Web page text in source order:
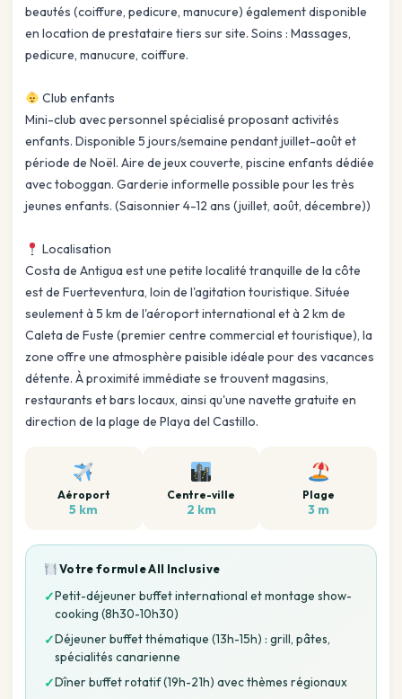
beautés (coiffure, pedicure, manucure) également disponible
en location de prestataire tiers sur site. Soins : Massages,
pedicure, manucure, coiffure.
Club enfants
Mini-club avec personnel spécialisé proposant activités
enfants. Disponible 5 jours/semaine pendant juillet-août et
période de Noël. Aire de jeux couverte, piscine enfants dédiée
avec toboggan. Garderie informelle possible pour les très
jeunes enfants. (Saisonnier 4-12 ans (juillet, août, décembre))
Localisation
Costa de Antigua est une petite localité tranquille de la côte
est de Fuerteventura, loin de l'agitation touristique. Située
seulement à 5 km de l'aéroport international et à 2 km de
Caleta de Fuste (premier centre commercial et touristique), la
zone offre une atmosphère paisible idéale pour des vacances
détente. À proximité immédiate se trouvent magasins,
restaurants et bars locaux, ainsi qu'une navette gratuite en
direction de la plage de Playa del Castillo.
Aéroport
5 km
Centre-ville
2 km
Plage
3 m
Votre formuleAll Inclusive
✓Petit-déjeuner buffet international et montage show-
cooking (8h30-10h30)
✓Déjeuner buffet thématique (13h-15h) : grill, pâtes,
spécialités canarienne
✓Dîner buffet rotatif (19h-21h) avec thèmes régionaux